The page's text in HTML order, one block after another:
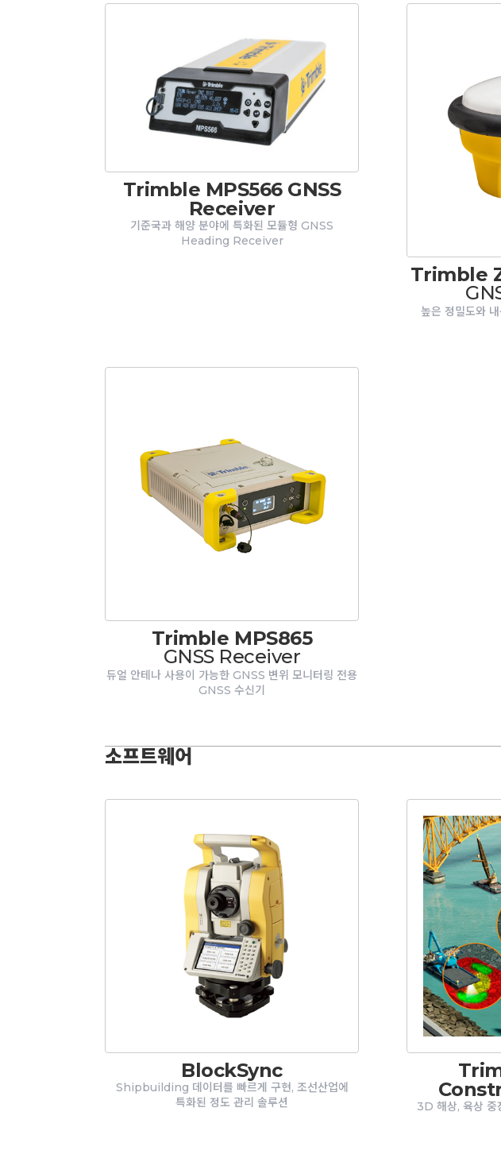
Trimble MPS566 GNSS
Receiver
기준국과 해양 분야에 특화된 모듈형 GNSS
Heading Receiver
Trimble
높은 정밀도와
Trimble MPS865
GNSS Receiver
듀얼 안테나 사용이 가능한 GNSS 변위 모니터링 전용
GNSS 수신기
소프트웨어
BlockSync
Shipbuilding 데이터를 빠르게 구현, 조선산업에
특화된 정도 관리 솔루션
3D 해상, 육상 중